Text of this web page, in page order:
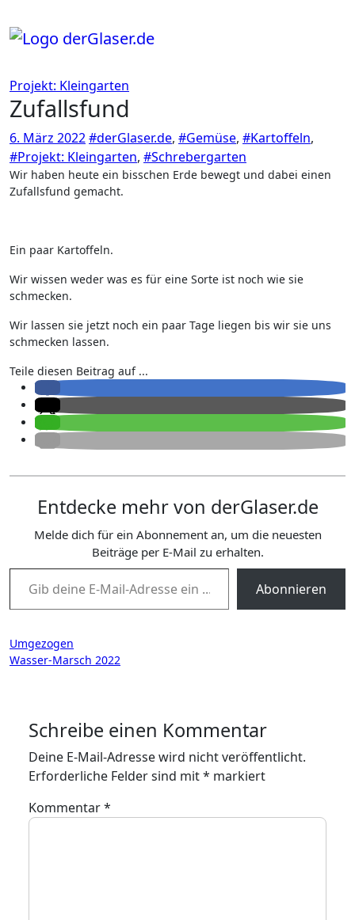
Inhalt
springen
Projekt: Kleingarten
Zufallsfund
6. März 2022#derGlaser.de, #Gemüse, #Kartoffeln,
#Projekt: Kleingarten, #Schrebergarten
Wir haben heute ein bisschen Erde bewegt und dabei einen
Zufallsfund gemacht.
Ein paar Kartoffeln.
Wir wissen weder was es für eine Sorte ist noch wie sie
schmecken.
Wir lassen sie jetzt noch ein paar Tage liegen bis wir sie uns
schmecken lassen.
Teile diesen Beitrag auf ...
Entdecke mehr von derGlaser.de
Melde dich für ein Abonnement an, um die neuesten
Beiträge per E-Mail zu erhalten.
Gib deine E-Mail-Adresse ein ...
Abonnieren
Beitragsnavigation
Umgezogen
Wasser-Marsch 2022
Schreibe einen Kommentar
Deine E-Mail-Adresse wird nicht veröffentlicht.
Erforderliche Felder sind mit* markiert
Kommentar*